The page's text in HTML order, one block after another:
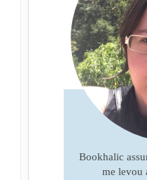
Bookhalic
me levou